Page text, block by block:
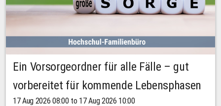
Ein Vorsorgeordner für alle Fälle – gut
vorbereitet für kommende Lebensphasen
17 Aug 2026 08:00 to 17 Aug 2026 10:00